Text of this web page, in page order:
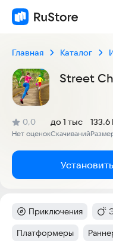
Главная Каталог
Street
Рейтинг:
0,0
(
Нет оценок
)
Скачиваний
до 1 тыс 133.6
Категория:
Приключения
Тег:
Платформеры Тег: